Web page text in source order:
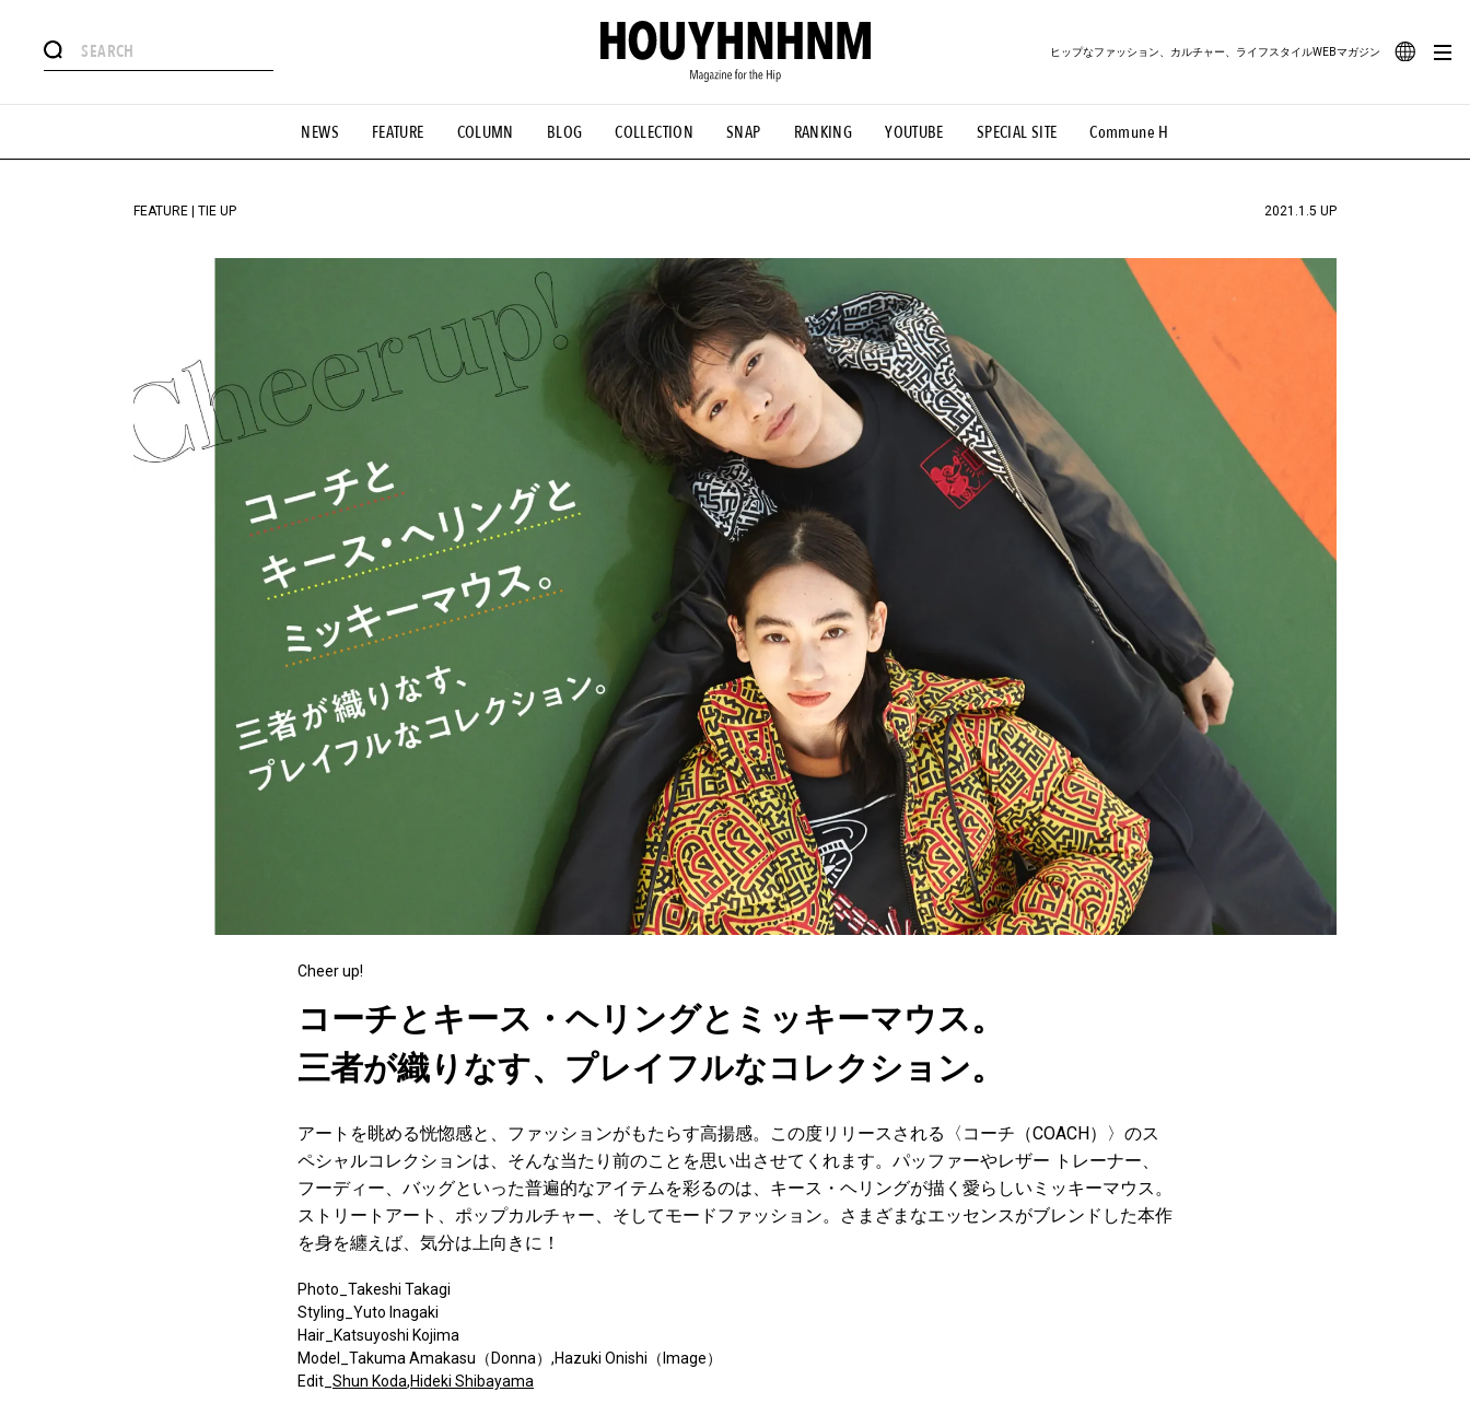
NEWS FEATURE COLUMN BLOG COLLECTION SNAP RANKING YOUTUBE SPECIAL SITE Commune H
ヒップなファッション、カルチャー、ライフスタイルWEBマガジン
#憧れの逸品 #ESSENTIAL DESIGNS #古着サミット #NEW VINTAGE #マイナーグッド図鑑 #路地裏てぃーん。 #MONTHLY JOURNAL
#GH 銘品の所以 #フイナムのYouTube #Commune H #FOCUS IT #AH.H #ととけん #FASHION #MUSIC #MOVIE #LIFESTYLE #SNEAKER #OUTDOOR
#HANDSOME HANDBOOK
FEATURE | TIE UP 2021.1.5 UP
Cheer up!
コーチとキース・ヘリングとミッキーマウス。
三者が織りなす、プレイフルなコレクション。
アートを眺める恍惚感と、ファッションがもたらす高揚感。この度リリースされる〈コーチ（COACH）〉のス
ペシャルコレクションは、そんな当たり前のことを思い出させてくれます。パッファーやレザー トレーナー、
フーディー、バッグといった普遍的なアイテムを彩るのは、キース・ヘリングが描く愛らしいミッキーマウス。
ストリートアート、ポップカルチャー、そしてモードファッション。さまざまなエッセンスがブレンドした本作
を身を纏えば、気分は上向きに！
Photo_Takeshi Takagi
Styling_Yuto Inagaki
Hair_Katsuyoshi Kojima
Model_Takuma Amakasu（Donna）,Hazuki Onishi（Image）
Edit_ Shun Koda,Hideki Shibayama